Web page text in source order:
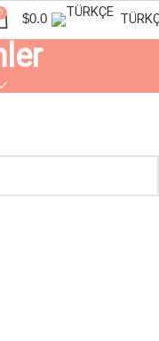
$0.0